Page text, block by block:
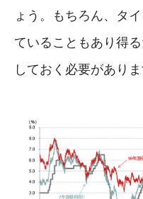
ょう。もちろん、タ
ていることもあり得
しておく必要がありま